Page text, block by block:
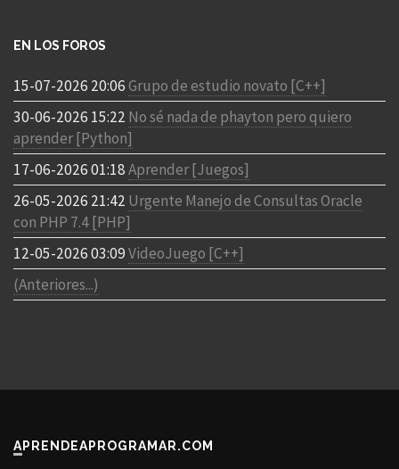
EN LOS FOROS
15-07-2026 20:06Grupo de estudio novato [C++]
30-06-2026 15:22 No sé nada de phayton pero quiero
aprender [Python]
17-06-2026 01:18Aprender [Juegos]
26-05-2026 21:42 Urgente Manejo de Consultas Oracle
con PHP 7.4 [PHP]
12-05-2026 03:09VideoJuego [C++]
(Anteriores...)
APRENDEAPROGRAMAR.COM